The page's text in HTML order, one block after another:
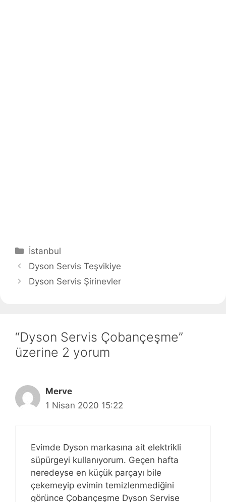
Kategoriler
İstanbul
Dyson Servis Teşvikiye
Dyson Servis Şirinevler
“Dyson Servis Çobançeşme”
üzerine 2 yorum
Merve
1 Nisan 2020 15:22
Evimde Dyson markasına ait elektrikli
süpürgeyi kullanıyorum. Geçen hafta
neredeyse en küçük parçayı bile
çekemeyip evimin temizlenmediğini
görünce Çobançeşme Dyson Servise